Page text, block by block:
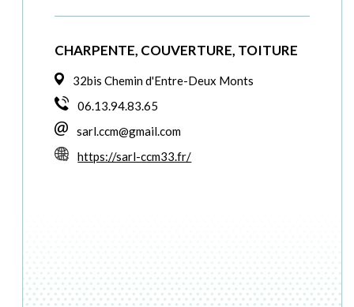
CHARPENTE, COUVERTURE, TOITURE
32bis Chemin d'Entre-Deux Monts
06.13.94.83.65
sarl.ccm@gmail.com
https://sarl-ccm33.fr/